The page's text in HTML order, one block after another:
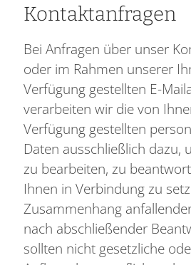
Kontaktanfragen
Bei Anfragen über unser
oder im Rahmen unserer
Verfügung gestellten E-
verarbeiten wir die von
Verfügung gestellten
Daten ausschließlich dazu,
zu bearbeiten, zu
Ihnen in Verbindung zu
Zusammenhang
nach abschließender
sollten nicht gesetzliche